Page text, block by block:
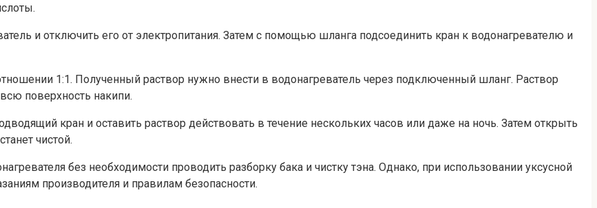
и отключить его от электропитания. Затем с помощью шланга подсоединить кран к водонагревателю и
1:1. Полученный раствор нужно внести в водонагреватель через подключенный шланг. Раствор
поверхность накипи.
кран и оставить раствор действовать в течение нескольких часов или даже на ночь. Затем открыть
чистой.
без необходимости проводить разборку бака и чистку тэна. Однако, при использовании уксусной
производителя и правилам безопасности.